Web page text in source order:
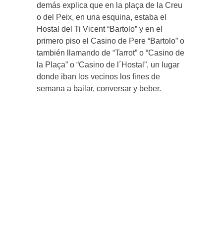
demás explica que en la plaça de la Creu
o del Peix, en una esquina, estaba el
Hostal del Ti Vicent “Bartolo” y en el
primero piso el Casino de Pere “Bartolo” o
también llamando de “Tarrot” o “Casino de
la Plaça” o “Casino de l´Hostal”, un lugar
donde iban los vecinos los fines de
semana a bailar, conversar y beber.